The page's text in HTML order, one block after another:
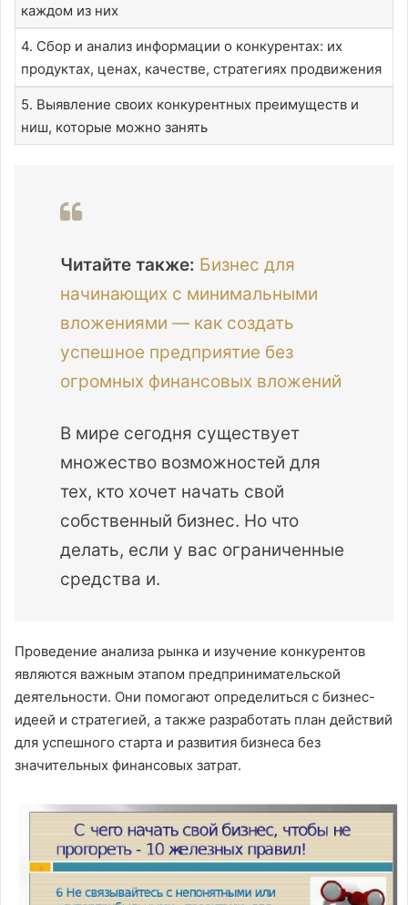
каждом из них
4. Сбор и анализ информации о конкурентах: их
продуктах, ценах, качестве, стратегиях продвижения
5. Выявление своих конкурентных преимуществ и
ниш, которые можно занять
Читайте также: Бизнес для
начинающих с минимальными
вложениями — как создать
успешное предприятие без
огромных финансовых вложений
В мире сегодня существует
множество возможностей для
тех, кто хочет начать свой
собственный бизнес. Но что
делать, если у вас ограниченные
средства и.
Проведение анализа рынка и изучение конкурентов
являются важным этапом предпринимательской
деятельности. Они помогают определиться с бизнес-
идеей и стратегией, а также разработать план действий
для успешного старта и развития бизнеса без
значительных финансовых затрат.